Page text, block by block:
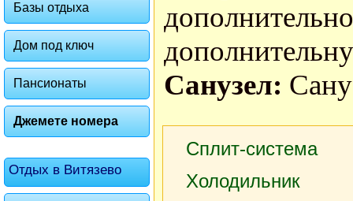
Базы отдыха
Дом под ключ
Пансионаты
Джемете номера
Отдых в Витязево
Санузел:
Сплит-система
Холодильник